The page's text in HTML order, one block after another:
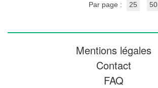
Par page :
25 50
Mentions légales
Contact
FAQ